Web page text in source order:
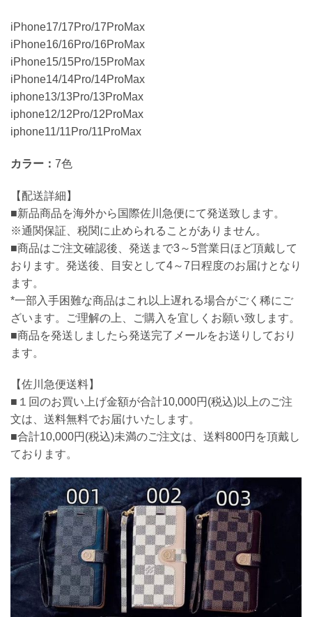
iPhone17/17Pro/17ProMax
iPhone16/16Pro/16ProMax
iPhone15/15Pro/15ProMax
iPhone14/14Pro/14ProMax
iphone13/13Pro/13ProMax
iphone12/12Pro/12ProMax
iphone11/11Pro/11ProMax
カラー： 7色
【配送詳細】
■新品商品を海外から国際佐川急便にて発送致します。
※通関保証、税関に止められることがありません。
■商品はご注文確認後、発送まで3～5営業日ほど頂戴して
おります。発送後、目安として4～7日程度のお届けとなり
ます。
*一部入手困難な商品はこれ以上遅れる場合がごく稀にご
ざいます。ご理解の上、ご購入を宜しくお願い致します。
■商品を発送しましたら発送完了メールをお送りしており
ます。
【佐川急便送料】
■１回のお買い上げ金額が合計10,000円(税込)以上のご注
文は、送料無料でお届けいたします。
■合計10,000円(税込)未満のご注文は、送料800円を頂戴し
ております。